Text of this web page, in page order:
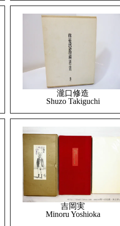
瀧口修造
Shuzo Takiguchi
吉岡実
Minoru Yoshioka